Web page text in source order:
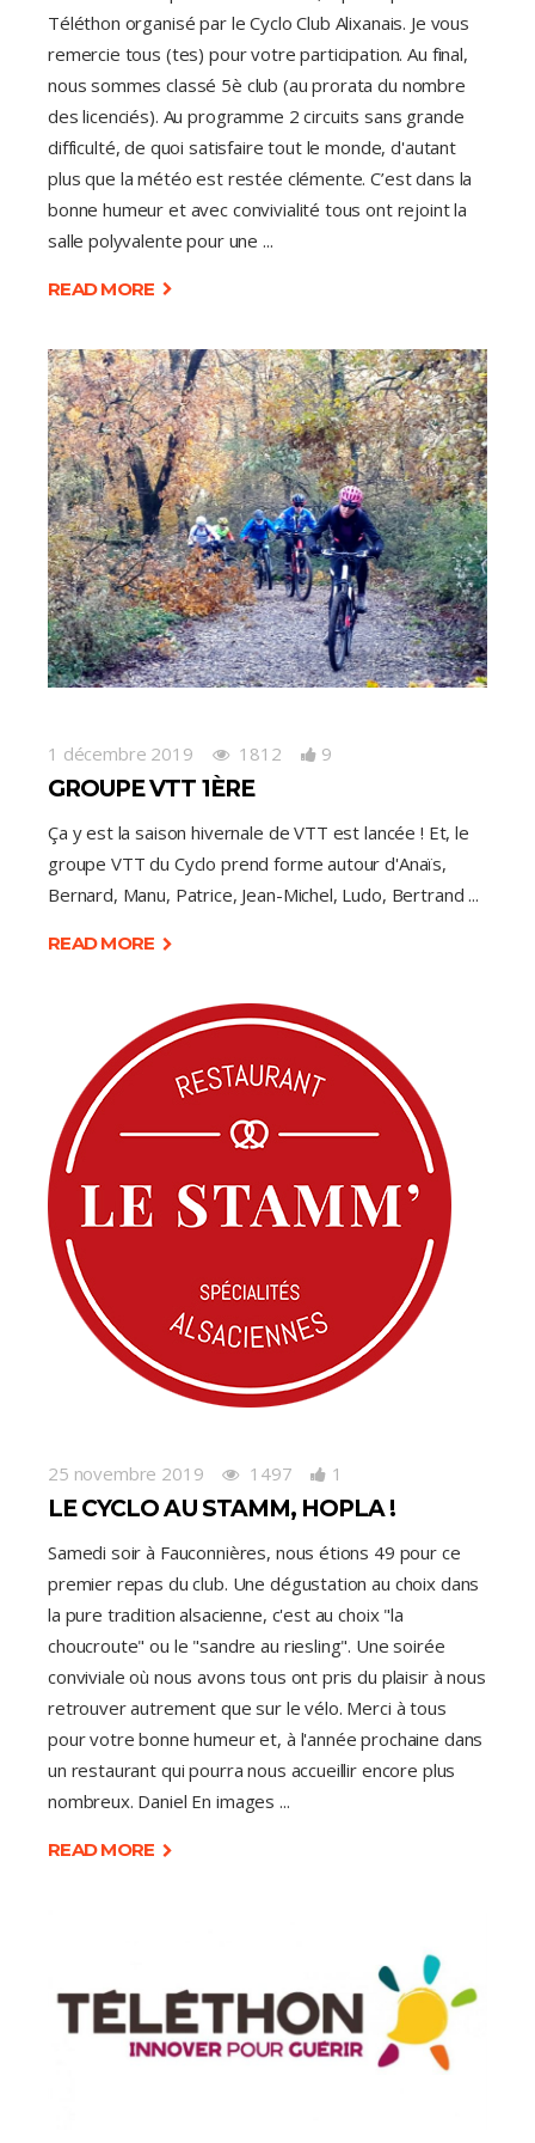
Téléthon organisé par le Cyclo Club Alixanais. Je vous
remercie tous (tes) pour votre participation. Au final,
nous sommes classé 5è club (au prorata du nombre
des licenciés). Au programme 2 circuits sans grande
difficulté, de quoi satisfaire tout le monde, d'autant
plus que la météo est restée clémente. C’est dans la
bonne humeur et avec convivialité tous ont rejoint la
salle polyvalente pour une
READ MORE
1 décembre 2019 1812 9
GROUPE VTT 1ÈRE
Ça y est la saison hivernale de VTT est lancée ! Et, le
groupe VTT du Cyclo prend forme autour d'Anaïs,
Bernard, Manu, Patrice, Jean-Michel, Ludo, Bertrand
READ MORE
25 novembre 2019 1497 1
LE CYCLO AU STAMM, HOPLA !
Samedi soir à Fauconnières, nous étions 49 pour ce
premier repas du club. Une dégustation au choix dans
la pure tradition alsacienne, c'est au choix "la
choucroute" ou le "sandre au riesling". Une soirée
conviviale où nous avons tous ont pris du plaisir à nous
retrouver autrement que sur le vélo. Merci à tous
pour votre bonne humeur et, à l'année prochaine dans
un restaurant qui pourra nous accueillir encore plus
nombreux. Daniel En images
READ MORE